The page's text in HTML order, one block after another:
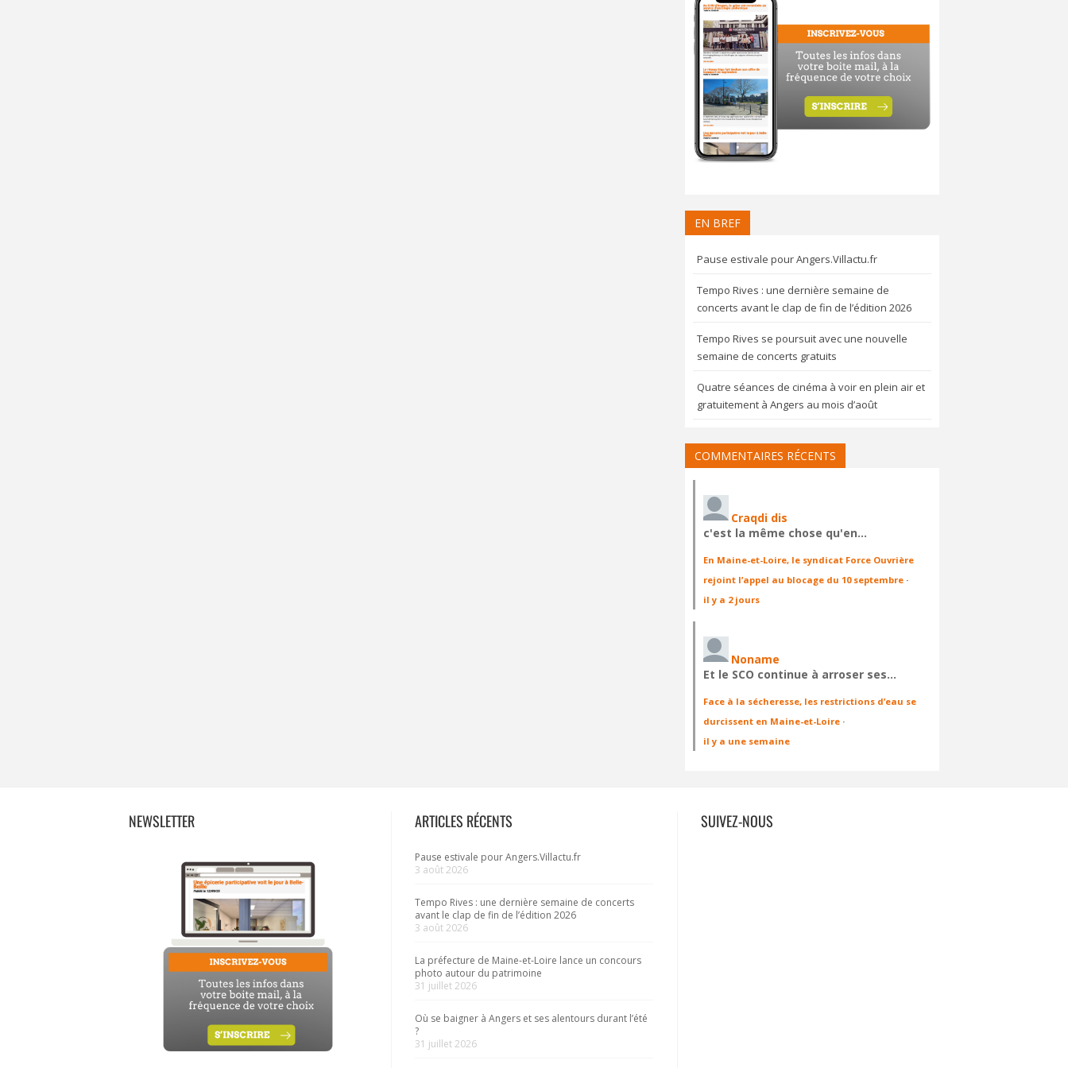
EN BREF
Pause estivale pour Angers.Villactu.fr
Tempo Rives : une dernière semaine de
concerts avant le clap de fin de l’édition 2026
Tempo Rives se poursuit avec une nouvelle
semaine de concerts gratuits
Quatre séances de cinéma à voir en plein air et
gratuitement à Angers au mois d’août
COMMENTAIRES RÉCENTS
Craqdi dis
c'est la même chose qu'en…
En Maine-et-Loire, le syndicat Force Ouvrière
rejoint l’appel au blocage du 10 septembre ·
il y a 2 jours
Noname
Et le SCO continue à arroser ses…
Face à la sécheresse, les restrictions d’eau se
durcissent en Maine-et-Loire ·
il y a une semaine
NEWSLETTER ARTICLES RÉCENTS
Pause estivale pour Angers.Villactu.fr
3 août 2026
Tempo Rives : une dernière semaine de concerts
avant le clap de fin de l’édition 2026
3 août 2026
La préfecture de Maine-et-Loire lance un concours
photo autour du patrimoine
31 juillet 2026
Où se baigner à Angers et ses alentours durant l’été
?
31 juillet 2026
SUIVEZ-NOUS